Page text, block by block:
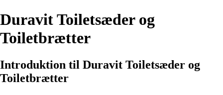
Duravit Toiletsæder og
Toiletbrætter
Introduktion til Duravit Toiletsæder og
Toiletbrætter